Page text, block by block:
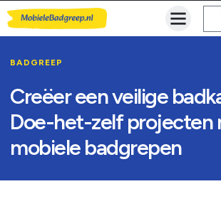
BADGREEP
Creëer een veilige
Doe-het-zelf projecten
mobiele badgrepen